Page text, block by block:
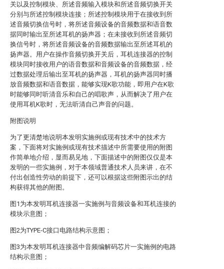
关以及控制模块、所述音频输入模块和所述音频切换开关
分别与所述控制模块连接；所述控制模块用于在接收到所
述音频切换信号时，将所述音频设备的音频数据和语音数
据同时输出至所述耳机的扬声器；在未接收到所述音频切
换信号时，将所述音频设备的音频数据输出至所述耳机的
扬声器。用户在操作音频切换开关后，耳机连接器的控制
模块同时接收用户的语音数据和音频设备的音频数据，经
过数据处理后输出至耳机的扬声器，耳机的扬声器同时播
放音频数据和语音数据，能够实现K歌功能，即用户在K歌
时能够同时听清音乐和自己的唱歌声，从而解决了用户在
使用耳机K歌时，无法听清自己声音的问题。
附图说明
为了更清楚地说明本发明实施例或现有技术中的技术方
案，下面将对实施例或现有技术描述中所需要使用的附图
作简单地介绍，显而易见地，下面描述中的附图仅仅是本
发明的一些实施例，对于本领域普通技术人员来讲，在不
付出创造性劳动的前提下，还可以根据这些附图示出的结
构获得其他的附图。
图1为本发明耳机连接器一实施例与音频设备和耳机连接的
模块示意图；
图2为TYPE-C接口电路结构示意图；
图3为本发明耳机连接器中音频编解码芯片一实施例的电路
结构示意图；